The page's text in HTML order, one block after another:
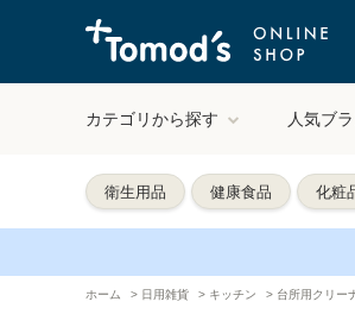
カテゴリから探す 人気ブ
衛生用品 健康食品 化粧
ホーム > 日用雑貨 > キッチン > 台所用クリー